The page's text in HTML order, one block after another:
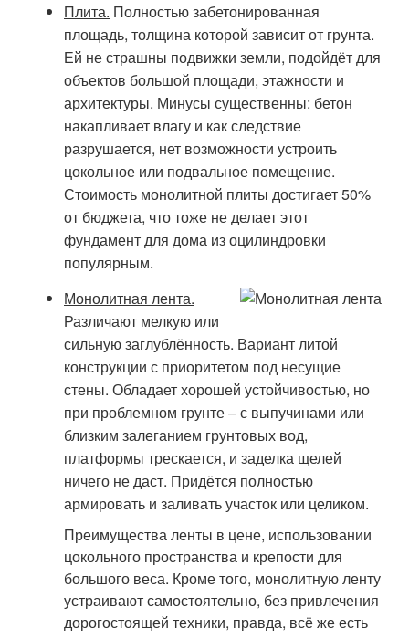
Плита. Полностью забетонированная
площадь, толщина которой зависит от грунта.
Ей не страшны подвижки земли, подойдёт для
объектов большой площади, этажности и
архитектуры. Минусы существенны: бетон
накапливает влагу и как следствие
разрушается, нет возможности устроить
цокольное или подвальное помещение.
Стоимость монолитной плиты достигает 50%
от бюджета, что тоже не делает этот
фундамент для дома из оцилиндровки
популярным.
Монолитная лента.
Различают мелкую или
сильную заглублённость. Вариант литой
конструкции с приоритетом под несущие
стены. Обладает хорошей устойчивостью, но
при проблемном грунте – с выпучинами или
близким залеганием грунтовых вод,
платформы трескается, и заделка щелей
ничего не даст. Придётся полностью
армировать и заливать участок или целиком.
Преимущества ленты в цене, использовании
цокольного пространства и крепости для
большого веса. Кроме того, монолитную ленту
устраивают самостоятельно, без привлечения
дорогостоящей техники, правда, всё же есть